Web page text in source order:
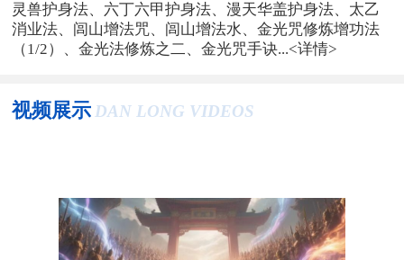
灵兽护身法、六丁六甲护身法、漫天华盖护身法、太乙
消业法、闾山增法咒、闾山增法水、金光咒修炼增功法
（1/2）、金光法修炼之二、金光咒手诀...<详情>
视频展示 DAN LONG VIDEOS